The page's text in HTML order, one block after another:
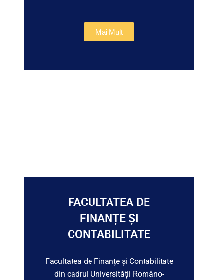
Mai Mult
FACULTATEA DE
FINANȚE ȘI
CONTABILITATE
Facultatea de Finanțe și Contabilitate
din cadrul Universității Româno-